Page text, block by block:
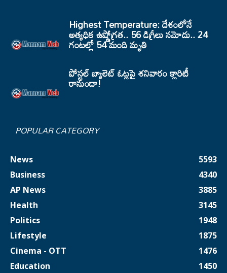
Highest Temperature: దేశంలోనే
అత్యధిక ఉష్ణోగ్రత.. 56 డిగ్రీలు నమోదు.. 24
గంటల్లో 54 మంది మృతి
పోస్టల్ బ్యాలెట్ ఓట్లపై శనివారం క్లారిటీ
రానుందా!
POPULAR CATEGORY
News
5593
Business
4340
AP News
3885
Health
3145
Politics
1948
Lifestyle
1875
Cinema - OTT
1476
Education
1450